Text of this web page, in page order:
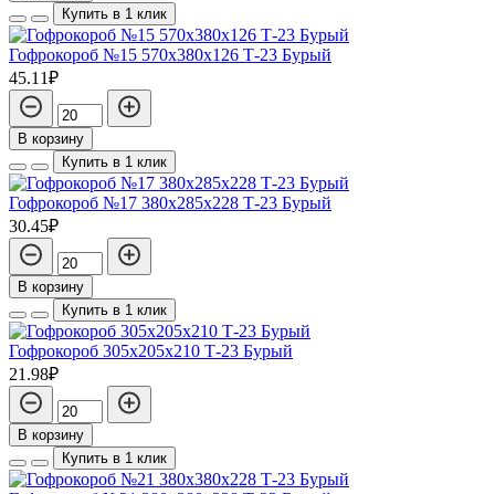
Купить в 1 клик
Гофрокороб №15 570х380х126 Т-23 Бурый
45.11₽
В корзину
Купить в 1 клик
Гофрокороб №17 380х285х228 Т-23 Бурый
30.45₽
В корзину
Купить в 1 клик
Гофрокороб 305х205х210 Т-23 Бурый
21.98₽
В корзину
Купить в 1 клик